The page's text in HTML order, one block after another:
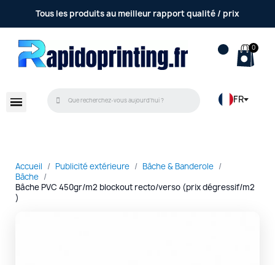
Tous les produits au meilleur rapport qualité / prix
FR
Accueil Publicité extérieure
Bâche & Banderole
Bâche
Bâche PVC 450gr/m2 blockout recto/verso (prix dégressif/m2
)